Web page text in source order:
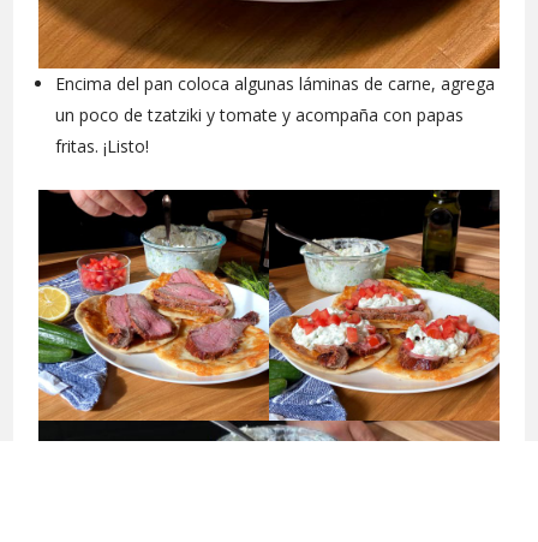
Encima del pan coloca algunas láminas de carne, agrega
un poco de tzatziki y tomate y acompaña con papas
fritas. ¡Listo!